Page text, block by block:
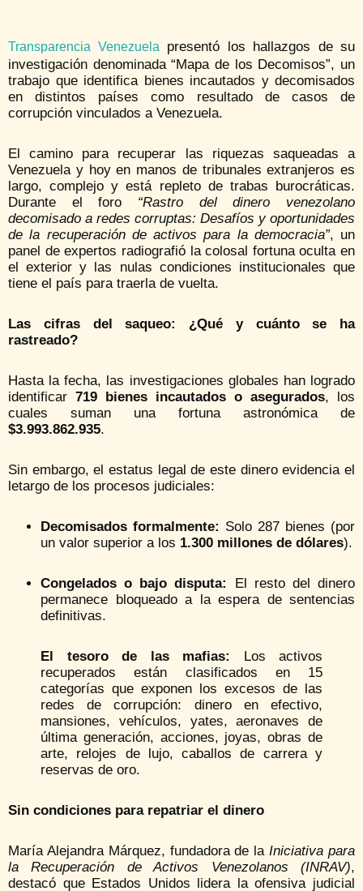
Transparencia Venezuelapresentó los hallazgos de su
investigación denominada “Mapa de los Decomisos”, un
trabajo que identifica bienes incautados y decomisados
en distintos países como resultado de casos de
corrupción vinculados a Venezuela.
El camino para recuperar las riquezas saqueadas a
Venezuela y hoy en manos de tribunales extranjeros es
largo, complejo y está repleto de trabas burocráticas.
Durante el foro “Rastro del dinero venezolano
decomisado a redes corruptas: Desafíos y oportunidades
de la recuperación de activos para la democracia”, un
panel de expertos radiografió la colosal fortuna oculta en
el exterior y las nulas condiciones institucionales que
tiene el país para traerla de vuelta.
Las cifras del saqueo: ¿Qué y cuánto se ha
rastreado?
Hasta la fecha, las investigaciones globales han logrado
identificar 719 bienes incautados o asegurados, los
cuales suman una fortuna astronómica de
$3.993.862.935.
Sin embargo, el estatus legal de este dinero evidencia el
letargo de los procesos judiciales:
Decomisados formalmente: Solo 287 bienes (por
un valor superior a los 1.300 millones de dólares).
Congelados o bajo disputa:
El resto del dinero
permanece bloqueado a la espera de sentencias
definitivas.
El tesoro de las mafias:
Los activos
recuperados están clasificados en 15
categorías que exponen los excesos de las
redes de corrupción: dinero en efectivo,
mansiones, vehículos, yates, aeronaves de
última generación, acciones, joyas, obras de
arte, relojes de lujo, caballos de carrera y
reservas de oro.
Sin condiciones para repatriar el dinero
María Alejandra Márquez, fundadora de laIniciativa para
la Recuperación de Activos Venezolanos (INRAV),
destacó que Estados Unidos lidera la ofensiva judicial